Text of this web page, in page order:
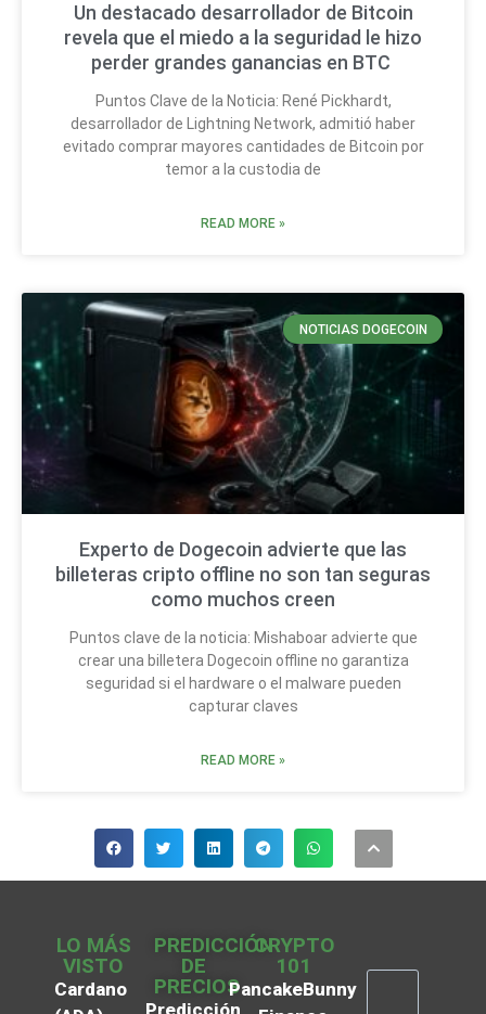
Un destacado desarrollador de Bitcoin
revela que el miedo a la seguridad le hizo
perder grandes ganancias en BTC
Puntos Clave de la Noticia: René Pickhardt,
desarrollador de Lightning Network, admitió haber
evitado comprar mayores cantidades de Bitcoin por
temor a la custodia de
READ MORE »
NOTICIAS DOGECOIN
Experto de Dogecoin advierte que las
billeteras cripto offline no son tan seguras
como muchos creen
Puntos clave de la noticia: Mishaboar advierte que
crear una billetera Dogecoin offline no garantiza
seguridad si el hardware o el malware pueden
capturar claves
READ MORE »
LO MÁS
VISTO
Cardano
PREDICCIÓN
DE
PRECIOS
CRYPTO
101
PancakeBunny